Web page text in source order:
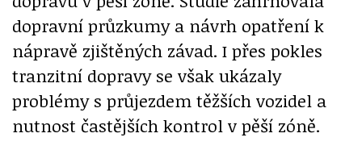
dopravní průzkumy a návrh opatření k
nápravě zjištěných závad. I přes pokles
tranzitní dopravy se však ukázaly
problémy s průjezdem těžších vozidel a
nutnost častějších kontrol v pěší zóně.